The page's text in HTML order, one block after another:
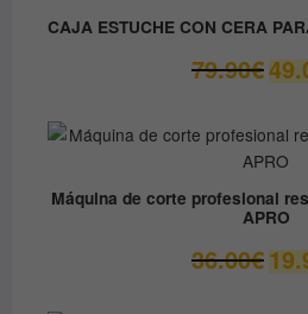
CAJA ESTUCHE CON CERA
79.90€ El
era:
Máquina de corte profesional
APRO
36.00€ El